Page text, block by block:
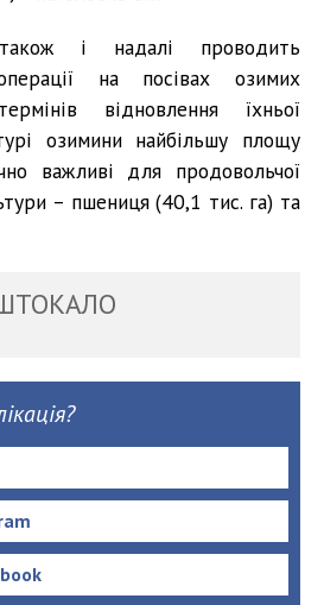
також і надалі проводить
операції на посівах озимих
відновлення їхньої
озимини найбільшу площу
важливі для продовольчої
– пшениця (40,1 тис. га) та